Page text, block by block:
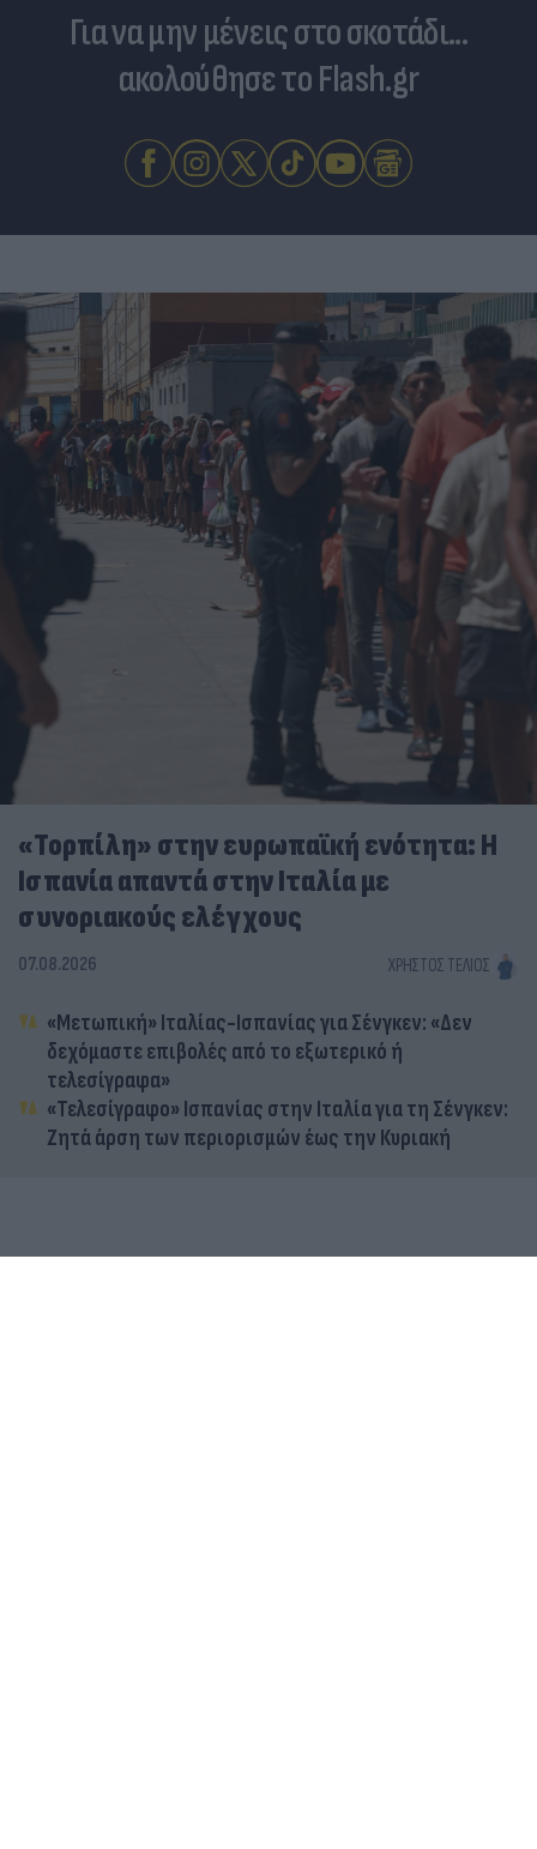
Για να μην μένεις στο σκοτάδι...
ακολούθησε το Flash.gr
«Τορπίλη» στην ευρωπαϊκή ενότητα: Η
Ισπανία απαντά στην Ιταλία με
συνοριακούς ελέγχους
07.08.2026 ΧΡΉΣΤΟΣ ΤΈΛΙΟΣ
«Μετωπική» Ιταλίας-Ισπανίας για Σένγκεν: «Δεν
δεχόμαστε επιβολές από το εξωτερικό ή
τελεσίγραφα»
«Τελεσίγραφο» Ισπανίας στην Ιταλία για τη Σένγκεν:
Ζητά άρση των περιορισμών έως την Κυριακή